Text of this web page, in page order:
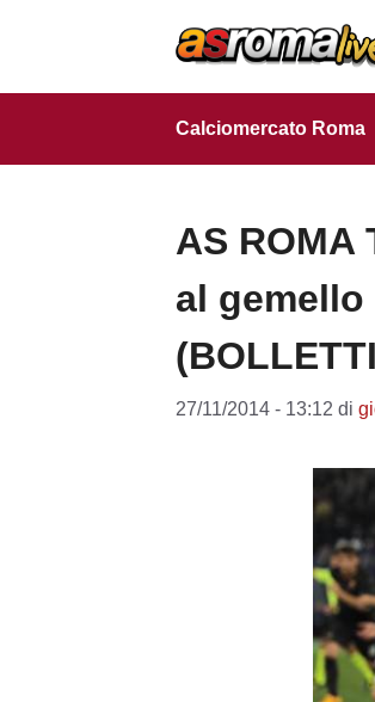
Calciomercato Roma
AS
al
27/11/2014 - 13:12 di